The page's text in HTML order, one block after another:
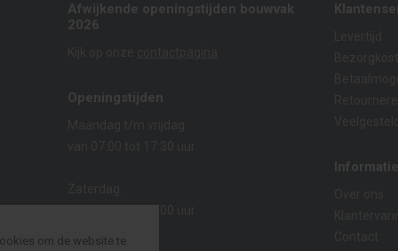
Afwijkende openingstijden bouwvak
2026
Openingstijden
Informatie
om de website te